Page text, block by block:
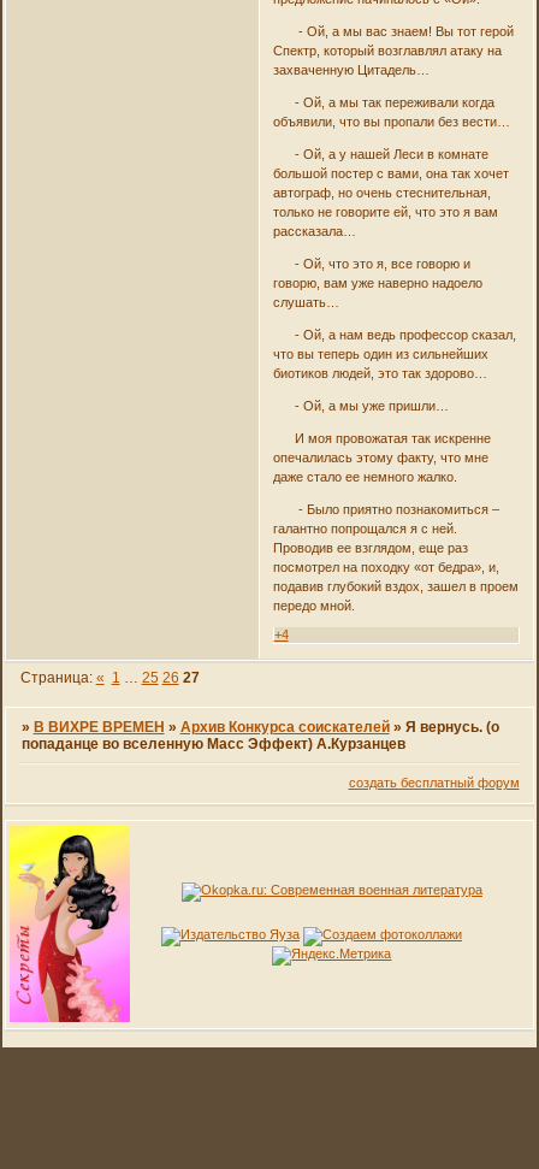
- Ой, а мы вас знаем! Вы тот герой
Спектр, который возглавлял атаку на
захваченную Цитадель…
- Ой, а мы так переживали когда
объявили, что вы пропали без вести…
- Ой, а у нашей Леси в комнате
большой постер с вами, она так хочет
автограф, но очень стеснительная,
только не говорите ей, что это я вам
рассказала…
- Ой, что это я, все говорю и
говорю, вам уже наверно надоело
слушать…
- Ой, а нам ведь профессор сказал,
что вы теперь один из сильнейших
биотиков людей, это так здорово…
- Ой, а мы уже пришли…
И моя провожатая так искренне
опечалилась этому факту, что мне
даже стало ее немного жалко.
- Было приятно познакомиться –
галантно попрощался я с ней.
Проводив ее взглядом, еще раз
посмотрел на походку «от бедра», и,
подавив глубокий вздох, зашел в проем
передо мной.
+4
Страница: « 1 25 26 27
» В ВИХРЕ ВРЕМЕН » Архив Конкурса соискателей » Я вернусь. (о
попаданце во вселенную Масс Эффект) А.Курзанцев
создать бесплатный форум